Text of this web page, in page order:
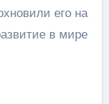
его на
в мире